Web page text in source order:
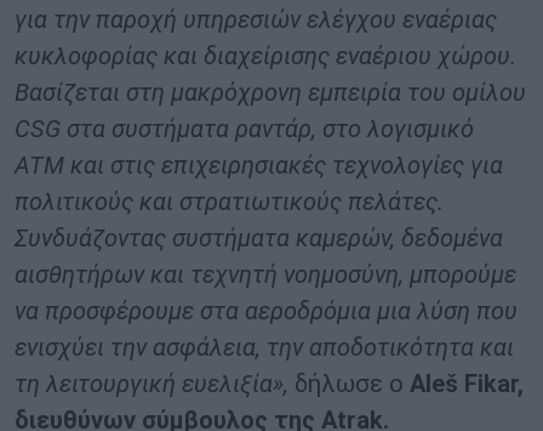
για την παροχή υπηρεσιών ελέγχου εναέριας
κυκλοφορίας και διαχείρισης εναέριου χώρου.
Βασίζεται στη μακρόχρονη εμπειρία του ομίλου
CSG στα συστήματα ραντάρ, στο λογισμικό
ATM και στις επιχειρησιακές τεχνολογίες για
πολιτικούς και στρατιωτικούς πελάτες.
Συνδυάζοντας συστήματα καμερών, δεδομένα
αισθητήρων και τεχνητή νοημοσύνη, μπορούμε
να προσφέρουμε στα αεροδρόμια μια λύση που
ενισχύει την ασφάλεια, την αποδοτικότητα και
τη λειτουργική ευελιξία», δήλωσε ο Aleš Fikar,
διευθύνων σύμβουλος της Atrak.